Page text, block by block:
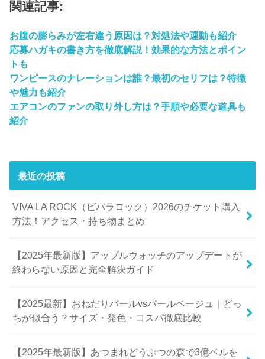
関連記事:
お腹の膨らみが左右違う原因は？対処法や運動も紹介
応募ハガキの書き方を徹底解説！効果的な方法とポイン
トも
ワンピースのナレーションは誰？最初のセリフは？特徴
や魅力も紹介
エアコンのファンの取り外し方は？手順や必要な道具も
紹介
最近の投稿
VIVA LA ROCK（ビバラロック）2026のチケット購入
方法！アクセス・持ち物まとめ
【2025年最新版】アップルウォッチのアップデートが
終わらない原因と完全解決ガイド
【2025最新】おねだりパールvsパールベージュ｜どっ
ちが似合う？サイズ・発色・コスパ徹底比較
【2025年最新版】あつまれどうぶつの森で3億ベルを